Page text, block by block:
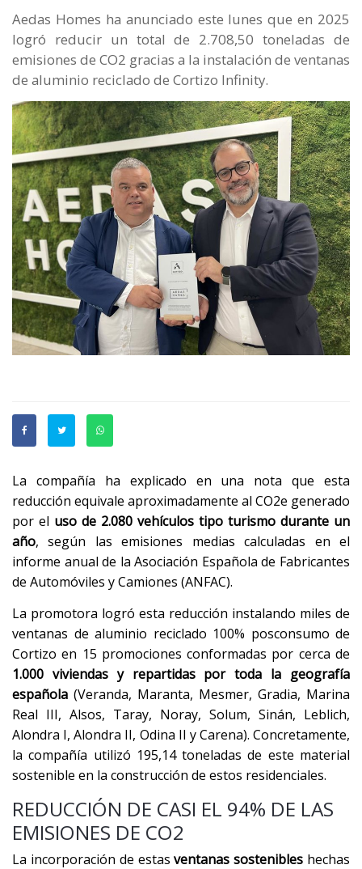
Aedas Homes ha anunciado este lunes que en 2025
logró reducir un total de 2.708,50 toneladas de
emisiones de CO2 gracias a la instalación de ventanas
de aluminio reciclado de Cortizo Infinity.
La compañía ha explicado en una nota que esta
reducción equivale aproximadamente al CO2e generado
por el uso de 2.080 vehículos tipo turismo durante un
año, según las emisiones medias calculadas en el
informe anual de la Asociación Española de Fabricantes
de Automóviles y Camiones (ANFAC).
La promotora logró esta reducción instalando miles de
ventanas de aluminio reciclado 100% posconsumo de
Cortizo en 15 promociones conformadas por cerca de
1.000 viviendas y repartidas por toda la geografía
española (Veranda, Maranta, Mesmer, Gradia, Marina
Real III, Alsos, Taray, Noray, Solum, Sinán, Leblich,
Alondra I, Alondra II, Odina II y Carena). Concretamente,
la compañía utilizó 195,14 toneladas de este material
sostenible en la construcción de estos residenciales.
REDUCCIÓN DE CASI EL 94% DE LAS
EMISIONES DE CO2
La incorporación de estasventanas sostenibles hechas